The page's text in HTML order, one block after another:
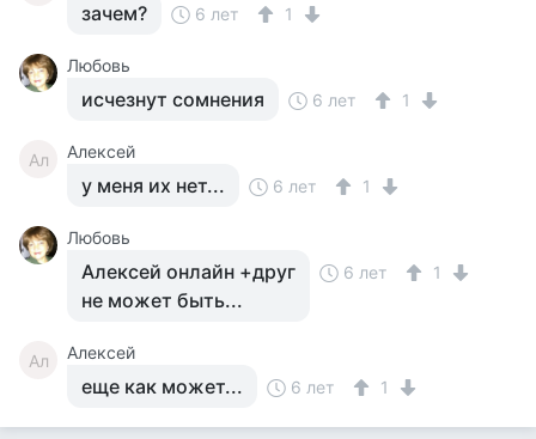
зачем? 6 лет 1
Любовь
исчезнут сомнения 6 лет 1
Ал Алексей
у меня их нет... 6 лет 1
Любовь
Алексей онлайн +друг
не может быть...
6 лет 1
Ал Алексей
еще как может... 6 лет 1